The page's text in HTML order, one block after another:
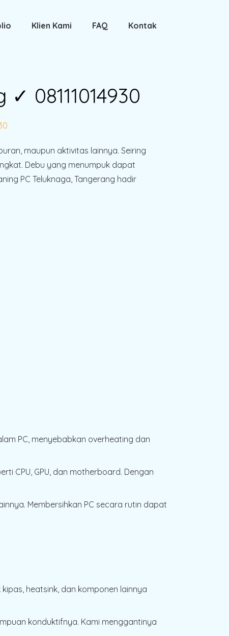
Klien Kami FAQ Kontak
08111014930
maupun aktivitas lainnya. Seiring
Debu yang menumpuk dapat
PC Teluknaga, Tangerang hadir
PC, menyebabkan overheating dan
CPU, GPU, dan motherboard. Dengan
Membersihkan PC secara rutin dapat
heatsink, dan komponen lainnya
konduktifnya. Kami menggantinya